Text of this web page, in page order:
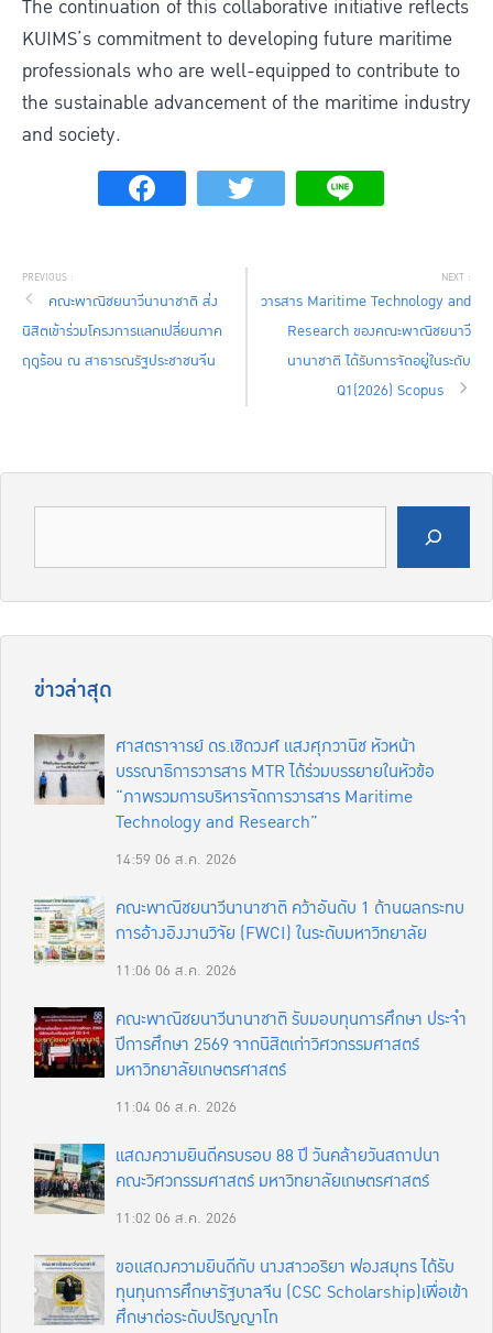
The continuation of this collaborative initiative reflects
KUIMS’s commitment to developing future maritime
professionals who are well-equipped to contribute to
the sustainable advancement of the maritime industry
and society.
คณะพาณิชยนาวีนานาชาติ ส่ง
นิสิตเข้าร่วมโครงการแลกเปลี่ยนภาค
ฤดูร้อน ณ สาธารณรัฐประชาชนจีน
วารสาร Maritime Technology and
Research ของคณะพาณิชยนาวี
นานาชาติ ได้รับการจัดอยู่ในระดับ
Q1(2026) Scopus
ข่าวล่าสุด
ศาสตราจารย์ ดร.เชิดวงศ์ แสงศุภวานิช หัวหน้า
บรรณาธิการวารสาร MTR ได้ร่วมบรรยายในหัวข้อ
“ภาพรวมการบริหารจัดการวารสาร Maritime
Technology and Research”
14:59 06 ส.ค. 2026
คณะพาณิชยนาวีนานาชาติ คว้าอันดับ 1 ด้านผลกระทบ
การอ้างอิงงานวิจัย (FWCI) ในระดับมหาวิทยาลัย
11:06 06 ส.ค. 2026
คณะพาณิชยนาวีนานาชาติ รับมอบทุนการศึกษา ประจำ
ปีการศึกษา 2569 จากนิสิตเก่าวิศวกรรมศาสตร์
มหาวิทยาลัยเกษตรศาสตร์
11:0406 ส.ค. 2026
แสดงความยินดีครบรอบ 88 ปี วันคล้ายวันสถาปนา
คณะวิศวกรรมศาสตร์ มหาวิทยาลัยเกษตรศาสตร์
11:02 06 ส.ค. 2026
ขอแสดงความยินดีกับ นางสาวอริยา ฟองสมุทร ได้รับ
ทุนทุนการศึกษารัฐบาลจีน (CSC Scholarship)เพื่อเข้า
ศึกษาต่อระดับปริญญาโท